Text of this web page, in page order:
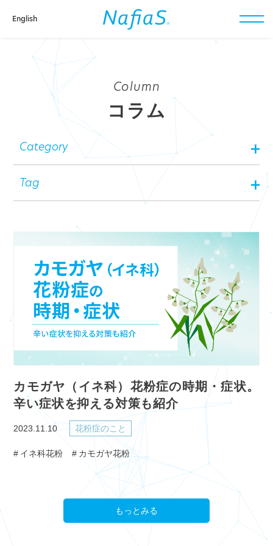
English
Column
コラム
Category
Tag
カモガヤ（イネ科）花粉症の時期・症状。
辛い症状を抑える対策も紹介
2023.11.10 花粉症のこと
イネ科花粉 カモガヤ花粉
もっとみる